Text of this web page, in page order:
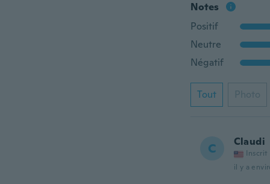
Notes
Positif
Neutre
Négatif
Tout Photo
C Claudi
Inscrit
il y a